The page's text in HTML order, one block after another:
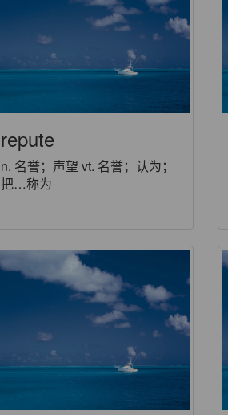
repute
n. 名誉；声望 vt. 名誉；认为；
把…称为